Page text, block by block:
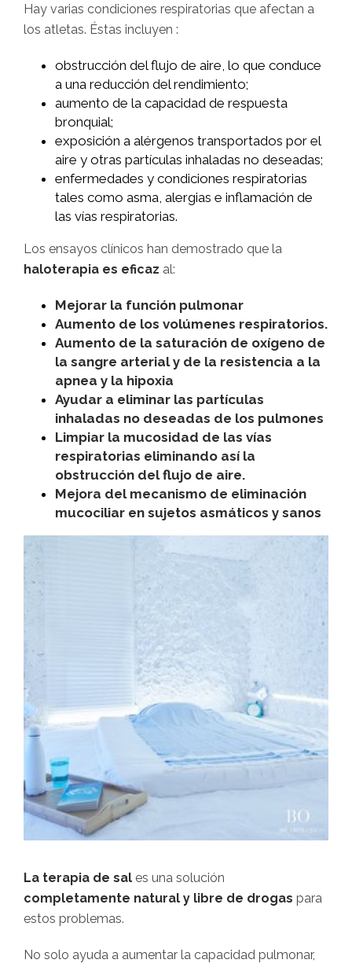
Hay varias condiciones respiratorias que afectan a
los atletas. Éstas incluyen :
obstrucción del flujo de aire, lo que conduce
a una reducción del rendimiento;
aumento de la capacidad de respuesta
bronquial;
exposición a alérgenos transportados por el
aire y otras partículas inhaladas no deseadas;
enfermedades y condiciones respiratorias
tales como asma, alergias e inflamación de
las vías respiratorias.
Los ensayos clínicos han demostrado que la
haloterapia es eficaz al:
Mejorar la función pulmonar
Aumento de los volúmenes respiratorios.
Aumento de la saturación de oxígeno de
la sangre arterial y de la resistencia a la
apnea y la hipoxia
Ayudar a eliminar las partículas
inhaladas no deseadas de los pulmones
Limpiar la mucosidad de las vías
respiratorias eliminando así la
obstrucción del flujo de aire.
Mejora del mecanismo de eliminación
mucociliar en sujetos asmáticos y sanos
La terapia de sal es una solución
completamente natural y libre de drogas para
estos problemas.
No solo ayuda a aumentar la capacidad pulmonar,